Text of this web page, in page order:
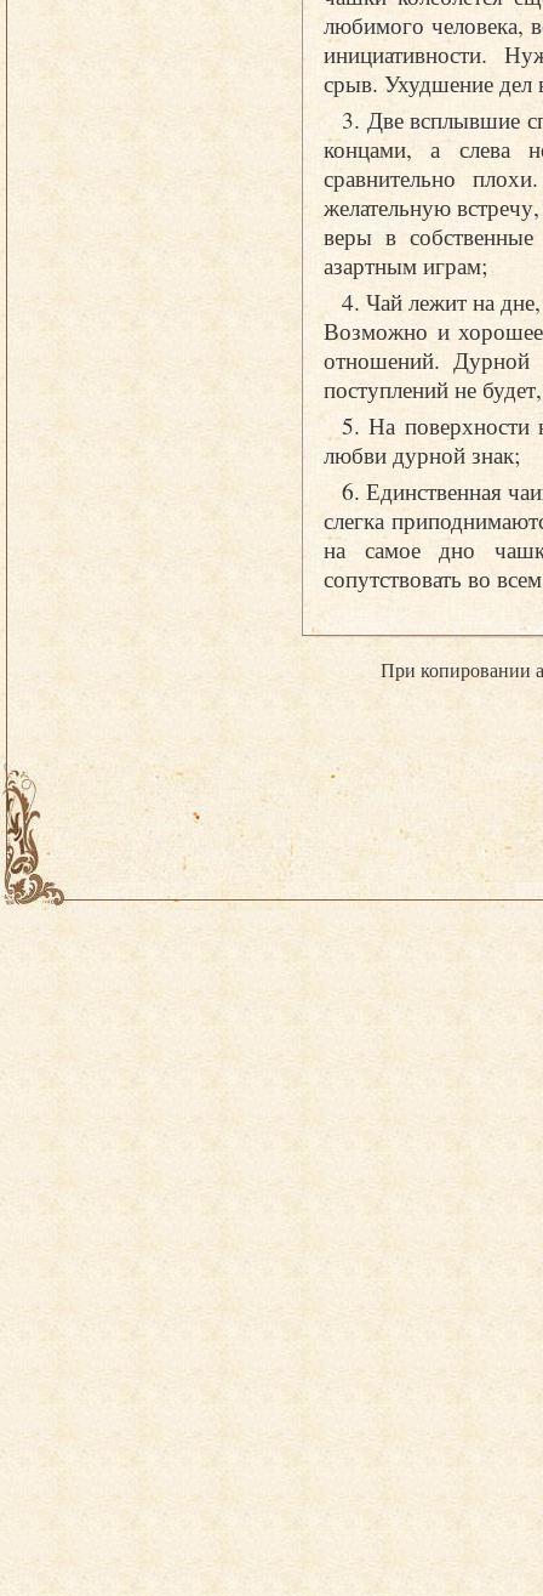
любимого человека,
инициативности.
срыв. Ухудшение дел
3. Две всплывшие
концами, а слева
сравнительно
желательную
веры в
азартным играм;
4. Чай лежит на
Возможно и
отношений. Дурной
поступлений не
5. На поверхности
любви дурной знак;
6. Единственная
слегка
на самое дно
сопутствовать во
При копировании